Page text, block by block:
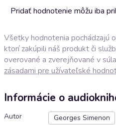
Pridať hodnotenie môžu iba
Všetky hodnotenia pochádzajú
ktorí zakúpili náš produkt či
overované a zverejňované v
zásadami pre užívateľské
Informácie o
Autor
Georges Simenon